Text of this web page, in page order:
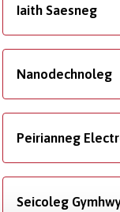
Iaith Saesneg
Nanodechnoleg
Peirianneg
Seicoleg